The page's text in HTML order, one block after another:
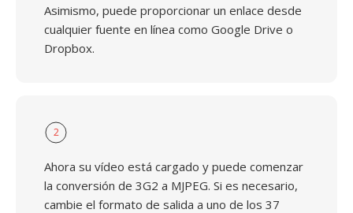
Asimismo, puede proporcionar un enlace desde
cualquier fuente en línea como Google Drive o
Dropbox.
2
Ahora su vídeo está cargado y puede comenzar
la conversión de 3G2 a MJPEG. Si es necesario,
cambie el formato de salida a uno de los 37